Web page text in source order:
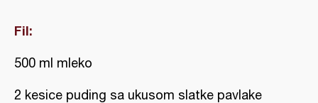
Fil:
500 ml mleko
2 kesice puding sa ukusom slatke pavlake